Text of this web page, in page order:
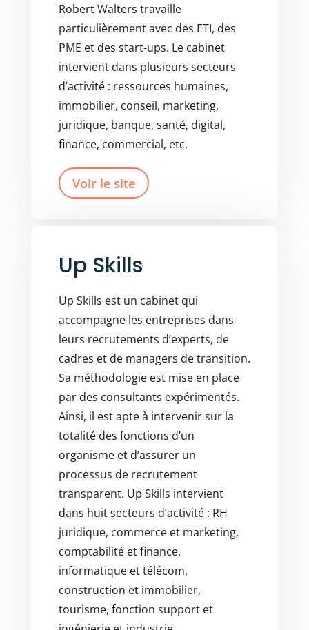
Robert Walters travaille
particulièrement avec des ETI, des
PME et des start-ups. Le cabinet
intervient dans plusieurs secteurs
d’activité : ressources humaines,
immobilier, conseil, marketing,
juridique, banque, santé, digital,
finance, commercial, etc.
Voir le site
Up Skills
Up Skills est un cabinet qui
accompagne les entreprises dans
leurs recrutements d’experts, de
cadres et de managers de transition.
Sa méthodologie est mise en place
par des consultants expérimentés.
Ainsi, il est apte à intervenir sur la
totalité des fonctions d’un
organisme et d’assurer un
processus de recrutement
transparent. Up Skills intervient
dans huit secteurs d’activité : RH
juridique, commerce et marketing,
comptabilité et finance,
informatique et télécom,
construction et immobilier,
tourisme, fonction support et